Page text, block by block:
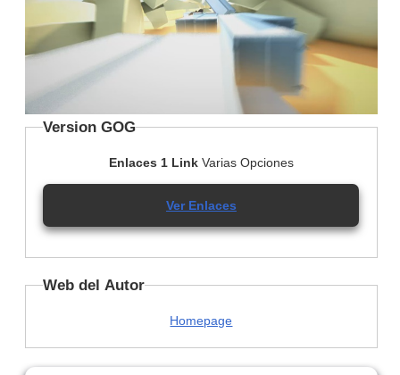
Version GOG
Enlaces 1 LinkVarias Opciones
Ver Enlaces
Web del Autor
Homepage